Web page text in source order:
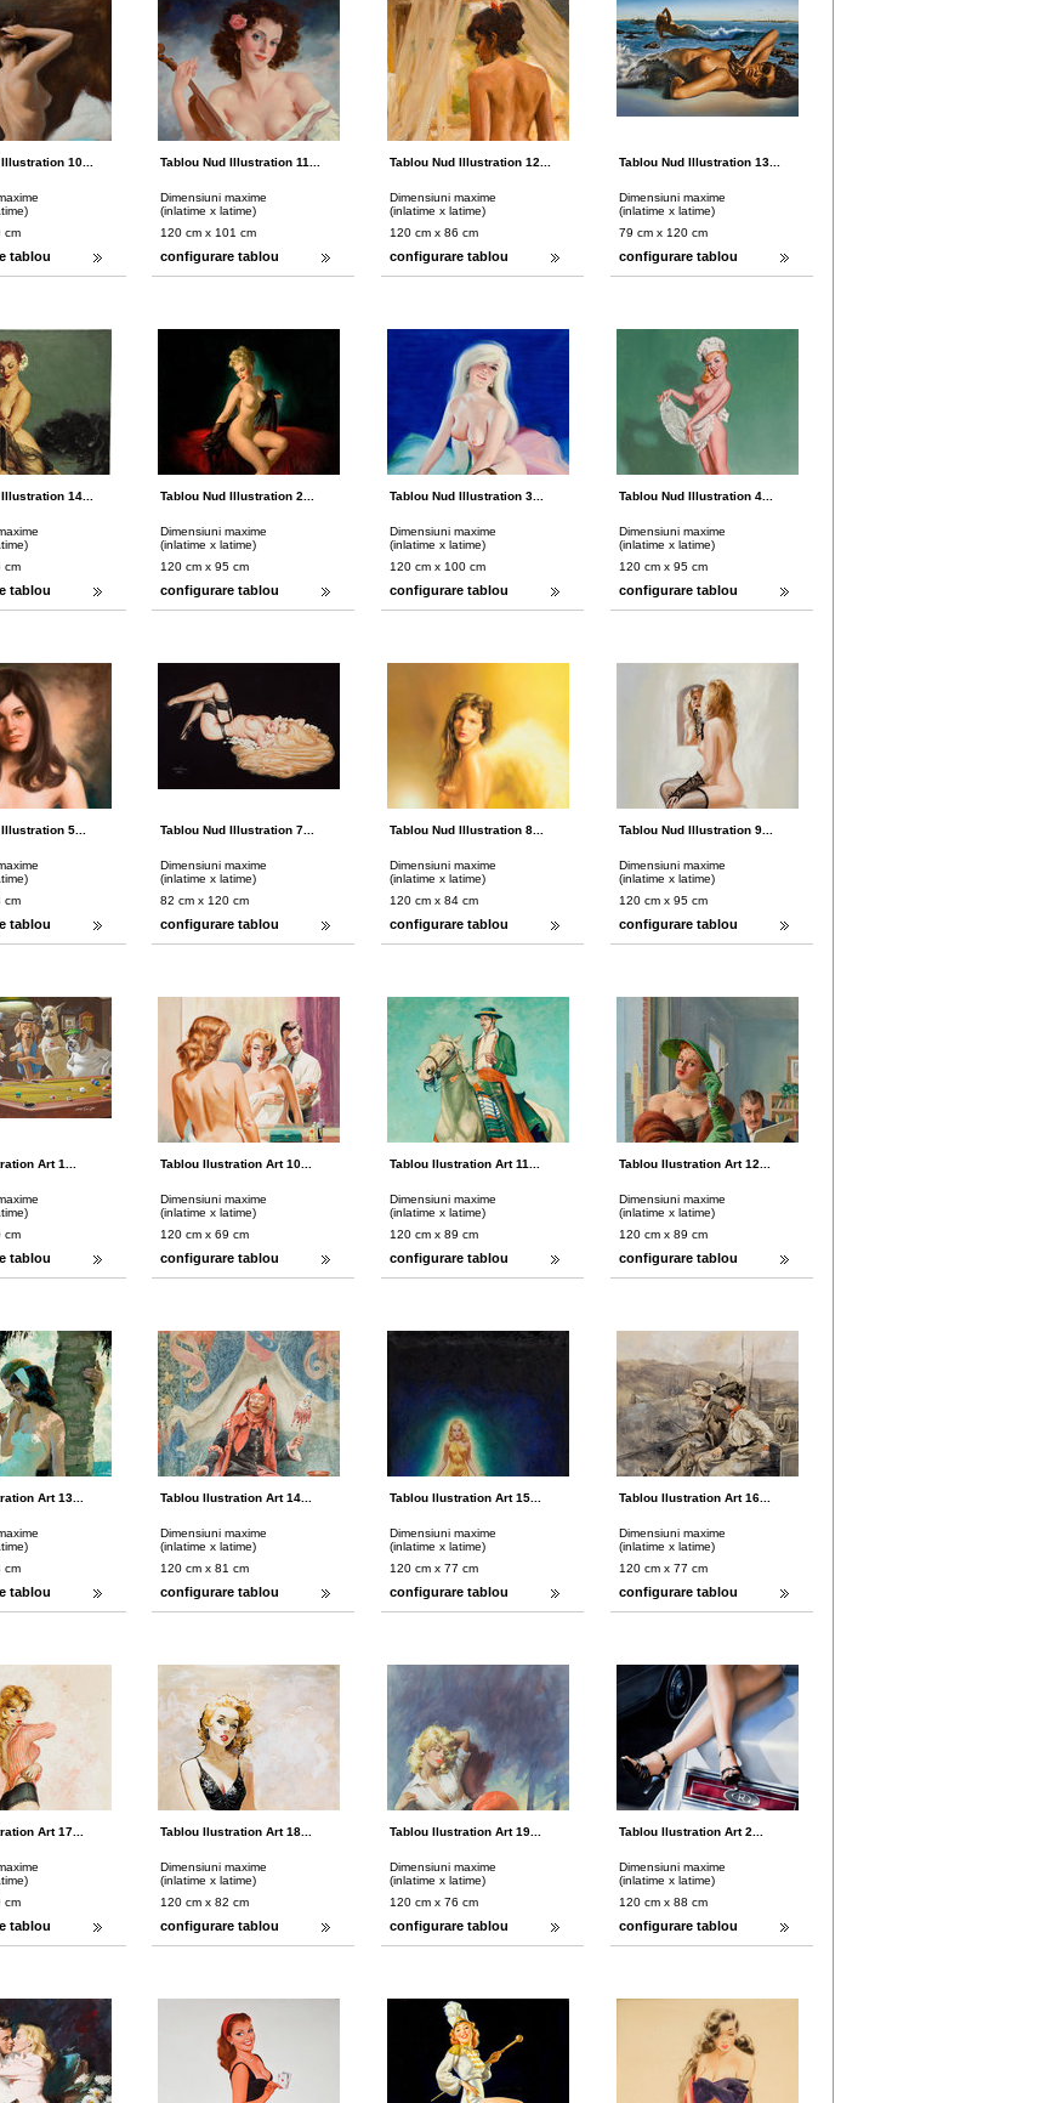
10...
cm
tablou
Tablou Nud Illustration 11...
Dimensiuni maxime
(inlatime x latime)
120 cm x 101 cm
configurare tablou
Tablou Nud Illustration 12...
Dimensiuni maxime
(inlatime x latime)
120 cm x 86 cm
configurare tablou
Tablou Nud Illustration 13...
Dimensiuni maxime
(inlatime x latime)
79 cm x 120 cm
configurare tablou
14...
cm
tablou
Tablou Nud Illustration 2...
Dimensiuni maxime
(inlatime x latime)
120 cm x 95 cm
configurare tablou
Tablou Nud Illustration 3...
Dimensiuni maxime
(inlatime x latime)
120 cm x 100 cm
configurare tablou
Tablou Nud Illustration 4...
Dimensiuni maxime
(inlatime x latime)
120 cm x 95 cm
configurare tablou
5...
cm
tablou
Tablou Nud Illustration 7...
Dimensiuni maxime
(inlatime x latime)
82 cm x 120 cm
configurare tablou
Tablou Nud Illustration 8...
Dimensiuni maxime
(inlatime x latime)
120 cm x 84 cm
configurare tablou
Tablou Nud Illustration 9...
Dimensiuni maxime
(inlatime x latime)
120 cm x 95 cm
configurare tablou
Art 1...
cm
tablou
Tablou Ilustration Art 10...
Dimensiuni maxime
(inlatime x latime)
120 cm x 69 cm
configurare tablou
Tablou Ilustration Art 11...
Dimensiuni maxime
(inlatime x latime)
120 cm x 89 cm
configurare tablou
Tablou Ilustration Art 12...
Dimensiuni maxime
(inlatime x latime)
120 cm x 89 cm
configurare tablou
Art 13...
cm
tablou
Tablou Ilustration Art 14...
Dimensiuni maxime
(inlatime x latime)
120 cm x 81 cm
configurare tablou
Tablou Ilustration Art 15...
Dimensiuni maxime
(inlatime x latime)
120 cm x 77 cm
configurare tablou
Tablou Ilustration Art 16...
Dimensiuni maxime
(inlatime x latime)
120 cm x 77 cm
configurare tablou
Art 17...
cm
tablou
Tablou Ilustration Art 18...
Dimensiuni maxime
(inlatime x latime)
120 cm x 82 cm
configurare tablou
Tablou Ilustration Art 19...
Dimensiuni maxime
(inlatime x latime)
120 cm x 76 cm
configurare tablou
Tablou Ilustration Art 2...
Dimensiuni maxime
(inlatime x latime)
120 cm x 88 cm
configurare tablou